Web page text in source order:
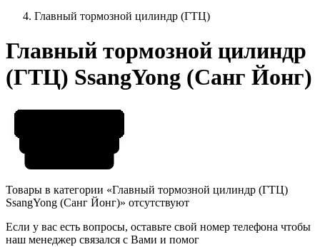
Главный тормозной цилиндр (ГТЦ)
Главный тормозной цилиндр
(ГТЦ) SsangYong (Санг Йонг)
Товары в категории «Главный тормозной цилиндр (ГТЦ)
SsangYong (Санг Йонг)» отсутствуют
Если у вас есть вопросы, оставьте свой номер телефона чтобы
наш менеджер связался с Вами и помог